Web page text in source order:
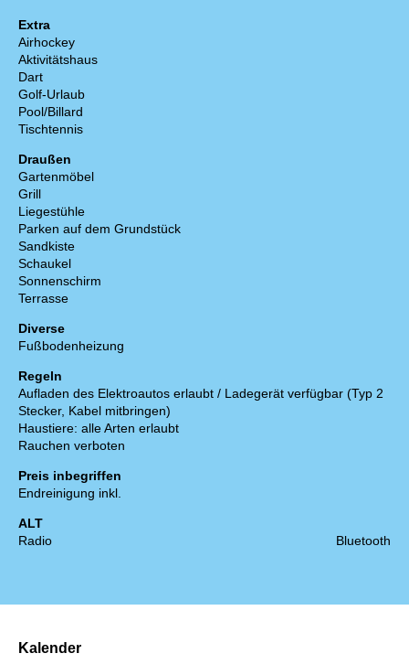
Extra
Airhockey
Aktivitätshaus
Dart
Golf-Urlaub
Pool/Billard
Tischtennis
Draußen
Gartenmöbel
Grill
Liegestühle
Parken auf dem Grundstück
Sandkiste
Schaukel
Sonnenschirm
Terrasse
Diverse
Fußbodenheizung
Regeln
Aufladen des Elektroautos erlaubt / Ladegerät verfügbar (Typ 2
Stecker, Kabel mitbringen)
Haustiere: alle Arten erlaubt
Rauchen verboten
Preis inbegriffen
Endreinigung inkl.
ALT
Radio
Bluetooth
Kalender